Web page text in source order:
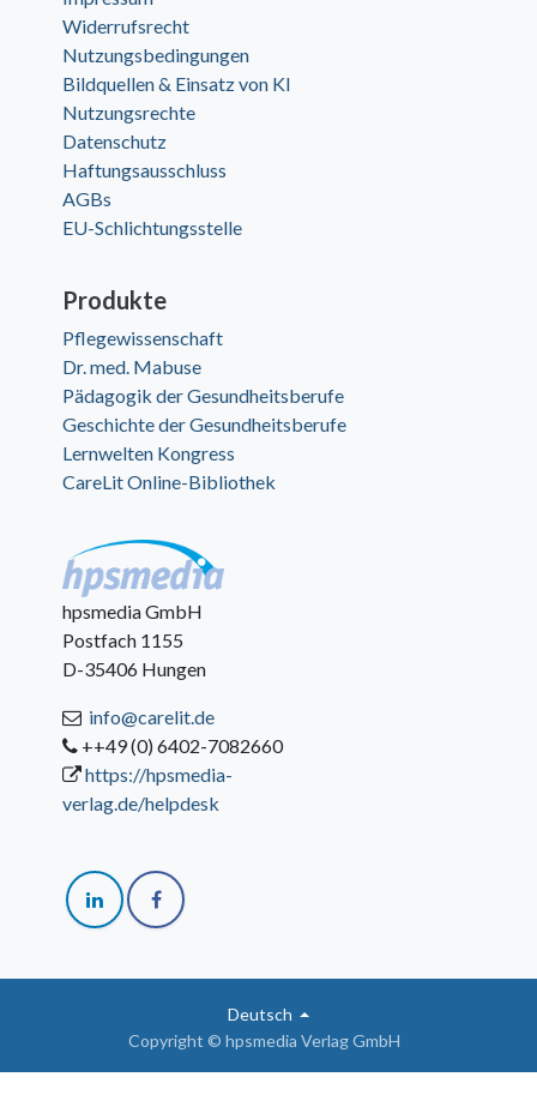
Widerrufsrecht
Nutzungsbedingungen
Bildquellen & Einsatz von KI
Nutzungsrechte
Datenschutz
Haftungsausschluss
AGBs
EU-Schlichtungsstelle
Produkte
Pflegewissenschaft
Dr. med. Mabuse
Pädagogik der Gesundheitsberufe
Geschichte der Gesundheitsberufe
Lernwelten Kongress
CareLit Online-Bibliothek
hpsmedia GmbH
Postfach 1155
D-35406 Hungen
info@carelit.de
++49 (0) 6402-7082660
https://hpsmedia-
verlag.de/helpdesk
Copyright © hpsmedia Verlag GmbH
Deutsch